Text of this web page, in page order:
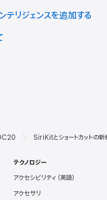
リジェンスを追加する
SiriKitとショートカットの新
テクノロジー
アクセシビリティ
アクセサリ